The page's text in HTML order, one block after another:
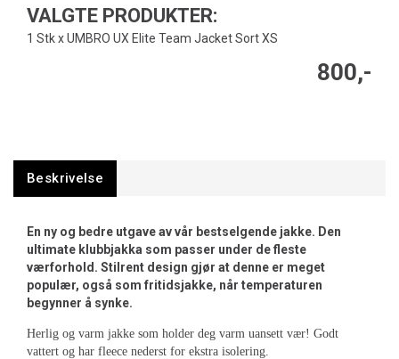
VALGTE PRODUKTER:
1 Stk x UMBRO UX Elite Team Jacket Sort XS
800,-
Beskrivelse
En ny og bedre utgave av vår bestselgende jakke. Den
ultimate klubbjakka som passer under de fleste
værforhold. Stilrent design gjør at denne er meget
populær, også som fritidsjakke, når temperaturen
begynner å synke.
Herlig og varm jakke som holder deg varm uansett vær! Godt
vattert og har fleece nederst for ekstra isolering.